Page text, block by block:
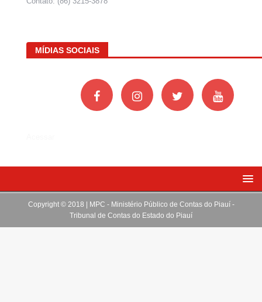
MÍDIAS SOCIAIS
Copyright © 2018 | MPC - Ministério Público de Contas do Piauí -
Tribunal de Contas do Estado do Piauí